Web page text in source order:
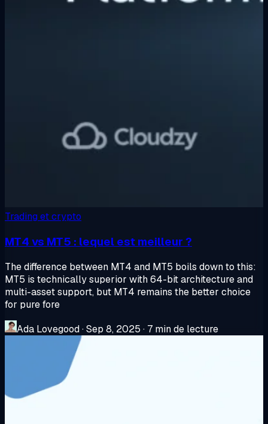
Trading et crypto
MT4 vs MT5 : lequel est meilleur ?
The difference between MT4 and MT5 boils down to this:
MT5 is technically superior with 64-bit architecture and
multi-asset support, but MT4 remains the better choice
for pure fore
Ada Lovegood·Sep 8, 2025 · 7 min de lecture